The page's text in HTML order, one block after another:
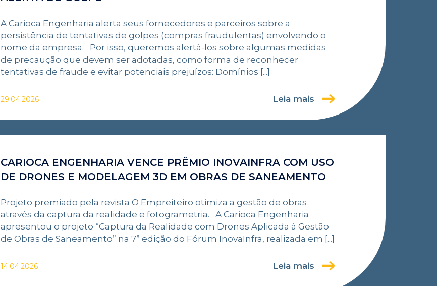
A Carioca Engenharia alerta seus fornecedores e parceiros sobre a
persistência de tentativas de golpes (compras fraudulentas) envolvendo o
nome da empresa. Por isso, queremos alertá-los sobre algumas medidas
de precaução que devem ser adotadas, como forma de reconhecer
tentativas de fraude e evitar potenciais prejuízos: Domínios [...]
29.04.2026 Leia mais
CARIOCA ENGENHARIA VENCE PRÊMIO INOVAINFRA COM USO
DE DRONES E MODELAGEM 3D EM OBRAS DE SANEAMENTO
Projeto premiado pela revista O Empreiteiro otimiza a gestão de obras
através da captura da realidade e fotogrametria. A Carioca Engenharia
apresentou o projeto “Captura da Realidade com Drones Aplicada à Gestão
de Obras de Saneamento” na 7ª edição do Fórum InovaInfra, realizada em [...]
14.04.2026 Leia mais